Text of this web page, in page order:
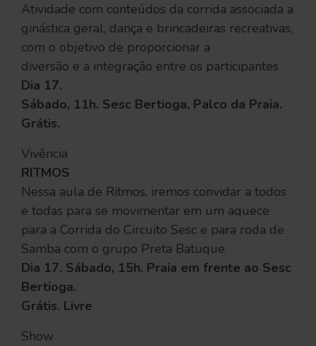
Atividade com conteúdos da corrida associada a
ginástica geral, dança e brincadeiras recreativas,
com o objetivo de proporcionar a
diversão e a integração entre os participantes
Dia 17.
Sábado, 11h. Sesc Bertioga, Palco da Praia.
Grátis.
Vivência
RITMOS
Nessa aula de Ritmos, iremos convidar a todos
e todas para se movimentar em um aquece
para a Corrida do Circuito Sesc e para roda de
Samba com o grupo Preta Batuque.
Dia 17. Sábado, 15h. Praia em frente ao Sesc
Bertioga.
Grátis. Livre
Show